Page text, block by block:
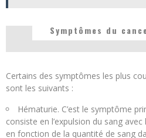
Symptômes du
Certains des symptômes les plus
sont les suivants :
Hématurie. C’est le symptôme
consiste en l’expulsion du sang
en fonction de la quantité de sang